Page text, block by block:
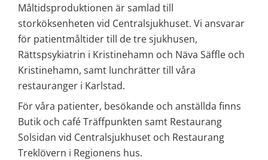
Måltidsproduktionen är samlad till
storköksenheten vid Centralsjukhuset. Vi ansvarar
för patientmåltider till de tre sjukhusen,
Rättspsykiatrin i Kristinehamn och Näva Säffle och
Kristinehamn, samt lunchrätter till våra
restauranger i Karlstad.
För våra patienter, besökande och anställda finns
Butik och café Träffpunkten samt Restaurang
Solsidan vid Centralsjukhuset och Restaurang
Treklövern i Regionens hus.